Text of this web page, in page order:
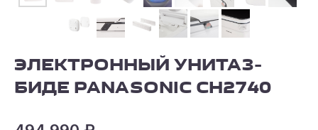
ЭЛЕКТРОННЫЙ УНИТАЗ-
БИДЕ PANASONIC CH2740